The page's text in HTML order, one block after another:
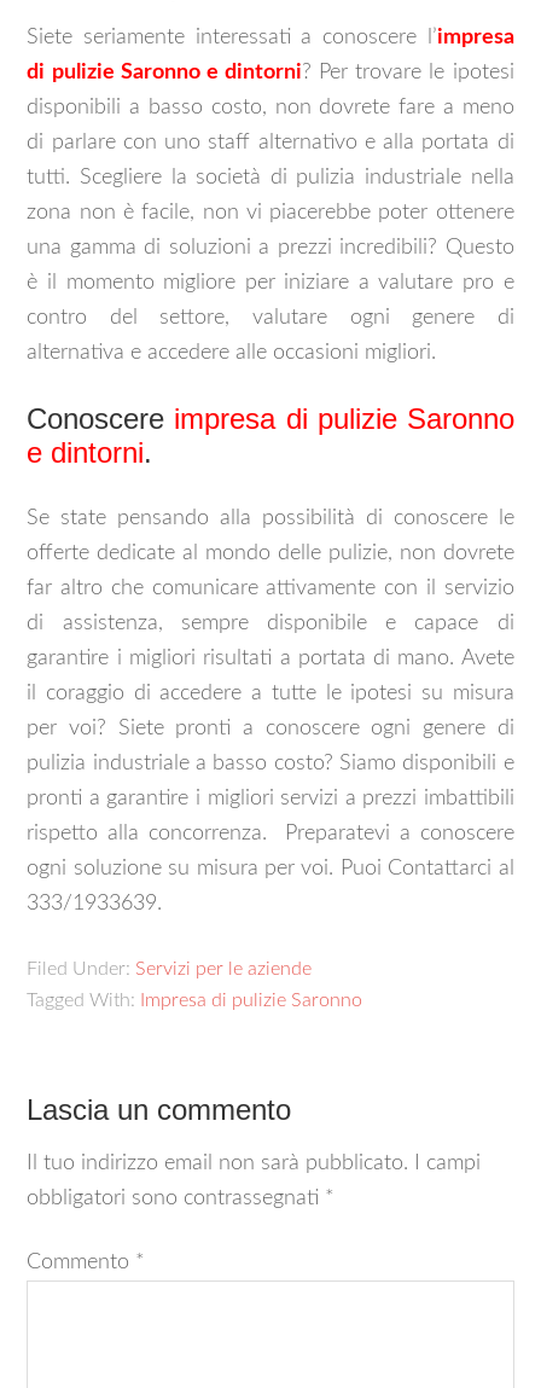
Siete seriamente interessati a conoscere l’impresa
di pulizie Saronno e dintorni? Per trovare le ipotesi
disponibili a basso costo, non dovrete fare a meno
di parlare con uno staff alternativo e alla portata di
tutti. Scegliere la società di pulizia industriale nella
zona non è facile, non vi piacerebbe poter ottenere
una gamma di soluzioni a prezzi incredibili? Questo
è il momento migliore per iniziare a valutare pro e
contro del settore, valutare ogni genere di
alternativa e accedere alle occasioni migliori.
Conoscere impresa di pulizie Saronno
e dintorni.
Se state pensando alla possibilità di conoscere le
offerte dedicate al mondo delle pulizie, non dovrete
far altro che comunicare attivamente con il servizio
di assistenza, sempre disponibile e capace di
garantire i migliori risultati a portata di mano. Avete
il coraggio di accedere a tutte le ipotesi su misura
per voi? Siete pronti a conoscere ogni genere di
pulizia industriale a basso costo? Siamo disponibili e
pronti a garantire i migliori servizi a prezzi imbattibili
rispetto alla concorrenza. Preparatevi a conoscere
ogni soluzione su misura per voi. Puoi Contattarci al
333/1933639.
Filed Under: Servizi per le aziende
Tagged With:
Impresa di pulizie Saronno
Lascia un commento
Il tuo indirizzo email non sarà pubblicato.
I campi
obbligatori sono contrassegnati *
Commento *